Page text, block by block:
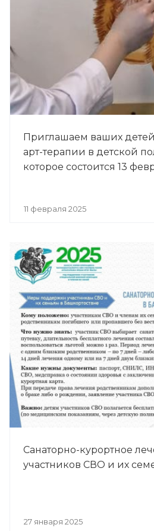
Приглашаем ваших
арт-терапии в детской
которое состоится 13
11 февраля 2025
Санаторно-курортное
участников СВО и их
27 января 2025